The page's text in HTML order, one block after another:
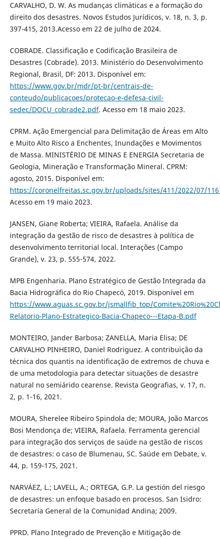
CARVALHO, D. W. As mudanças climáticas e a formação do
direito dos desastres. Novos Estudos Jurídicos, v. 18, n. 3, p.
397-415, 2013.Acesso em 22 de julho de 2024.
COBRADE. Classificação e Codificação Brasileira de
Desastres (Cobrade). 2013. Ministério do Desenvolvimento
Regional, Brasil, DF: 2013. Disponível em:
https://www.gov.br/mdr/pt-br/centrais-de-
conteudo/publicacoes/protecao-e-defesa-civil-
sedec/DOCU_cobrade2.pdf. Acesso em 18 maio 2023.
CPRM. Ação Emergencial para Delimitação de Áreas em Alto
e Muito Alto Risco a Enchentes, Inundações e Movimentos
de Massa. MINISTÉRIO DE MINAS E ENERGIA Secretaria de
Geologia, Mineração e Transformação Mineral. CPRM:
agosto, 2015. Disponível em:
https://coronelfreitas.sc.gov.br/uploads/sites/411/2022/07/
Acesso em 19 maio 2023.
JANSEN, Giane Roberta; VIEIRA, Rafaela. Análise da
integração da gestão de risco de desastres à política de
desenvolvimento territorial local. Interações (Campo
Grande), v. 23, p. 555-574, 2022.
MPB Engenharia. Plano Estratégico de Gestão Integrada da
Bacia Hidrográfica do Rio Chapecó, 2019. Disponível em
https://www.aguas.sc.gov.br/jsmallfib_top/
Relatorio-Plano-Estrategico-Bacia-Chapeco---Etapa-B.pdf
MONTEIRO, Jander Barbosa; ZANELLA, Maria Elisa; DE
CARVALHO PINHEIRO, Daniel Rodriguez. A contribuição da
técnica dos quantis na identificação de extremos de chuva e
de uma metodologia para detectar situações de desastre
natural no semiárido cearense. Revista Geografias, v. 17, n.
2, p. 1-16, 2021.
MOURA, Sherelee Ribeiro Spindola de; MOURA, João Marcos
Bosi Mendonça de; VIEIRA, Rafaela. Ferramenta gerencial
para integração dos serviços de saúde na gestão de riscos
de desastres: o caso de Blumenau, SC. Saúde em Debate, v.
44, p. 159-175, 2021.
NARVÁEZ, L.; LAVELL, A.; ORTEGA, G.P. La gestión del riesgo
de desastres: un enfoque basado en procesos. San Isidro:
Secretaría General de la Comunidad Andina; 2009.
PPRD. Plano Integrado de Prevenção e Mitigação de